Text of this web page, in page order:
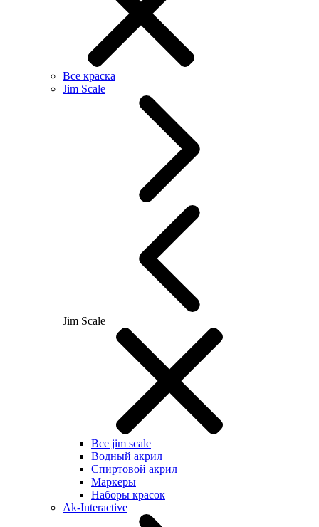
Все краска
Jim Scale
Jim Scale
Все jim scale
Водный акрил
Спиртовой акрил
Маркеры
Наборы красок
Ak-Interactive